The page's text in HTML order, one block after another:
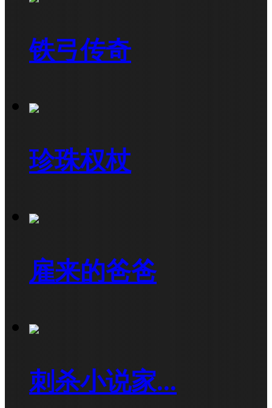
铁弓传奇
珍珠权杖
雇来的爸爸
刺杀小说家...